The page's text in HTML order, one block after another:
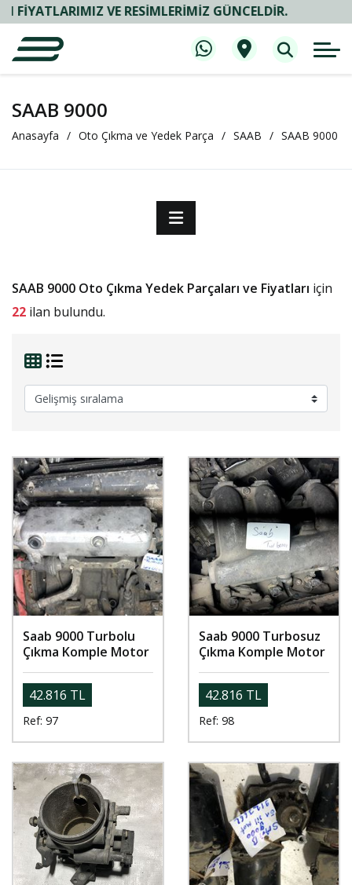
VE RESIMLERIMIZ GÜNCELDIR.
SAAB 9000
Anasayfa Oto Çıkma ve Yedek Parça SAAB SAAB 9000
SAAB 9000 Oto Çıkma Yedek Parçaları ve Fiyatları için
22 ilan bulundu.
Saab 9000 Turbolu
Çıkma Komple Motor
42.816 TL
Ref: 97
Saab 9000 Turbosuz
Çıkma Komple Motor
42.816 TL
Ref: 98